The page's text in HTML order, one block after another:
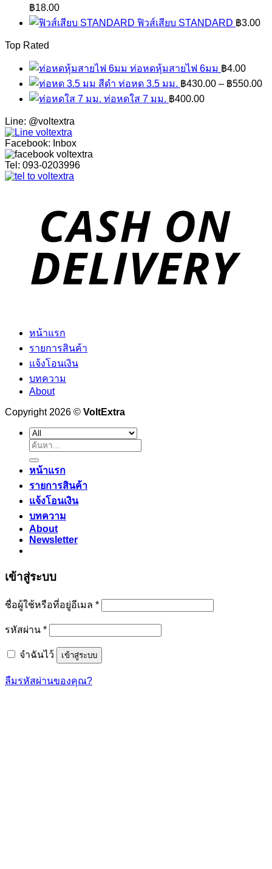
฿18.00
ฟิวส์เสียบ STANDARD ฿3.00
Top Rated
ท่อหดหุ้มสายไฟ 6มม ฿4.00
ท่อหด 3.5 มม. ฿430.00 – ฿550.00
ท่อหดใส 7 มม. ฿400.00
Line: @voltextra
Facebook: Inbox
Tel: 093-0203996
หน้าแรก
รายการสินค้า
แจ้งโอนเงิน
บทความ
About
Copyright 2026 © VoltExtra
ค้นหา:
หน้าแรก
รายการสินค้า
แจ้งโอนเงิน
บทความ
About
Newsletter
เข้าสู่ระบบ
ชื่อผู้ใช้หรือที่อยู่อีเมล *ต้องการ
รหัสผ่าน *ต้องการ
จำฉันไว้ เข้าสู่ระบบ
ลืมรหัสผ่านของคุณ?